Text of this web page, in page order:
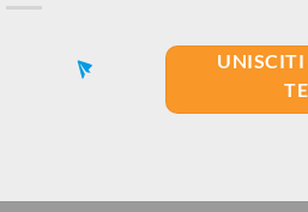
UNISCITI